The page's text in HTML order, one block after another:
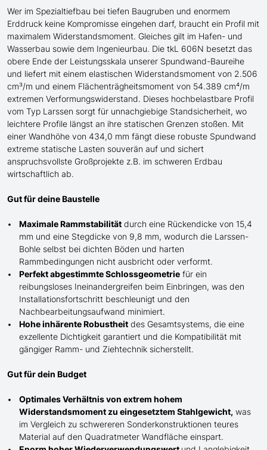
Wer im Spezialtiefbau bei tiefen Baugruben und enormem
Erddruck keine Kompromisse eingehen darf, braucht ein Profil mit
maximalem Widerstandsmoment. Gleiches gilt im Hafen- und
Wasserbau sowie dem Ingenieurbau. Die tkL 606N besetzt das
obere Ende der Leistungsskala unserer Spundwand-Baureihe
und liefert mit einem elastischen Widerstandsmoment von 2.506
cm³/m und einem Flächenträgheitsmoment von 54.389 cm⁴/m
extremen Verformungswiderstand. Dieses hochbelastbare Profil
vom Typ Larssen sorgt für unnachgiebige Standsicherheit, wo
leichtere Profile längst an ihre statischen Grenzen stoßen. Mit
einer Wandhöhe von 434,0 mm fängt diese robuste Spundwand
extreme statische Lasten souverän auf und sichert
anspruchsvollste Großprojekte z.B. im schweren Erdbau
wirtschaftlich ab.
Gut für deine Baustelle
Maximale Rammstabilität durch eine Rückendicke von 15,4
mm und eine Stegdicke von 9,8 mm, wodurch die Larssen-
Bohle selbst bei dichten Böden und harten
Rammbedingungen nicht ausbricht oder verformt.
Perfekt abgestimmte Schlossgeometrie für ein
reibungsloses Ineinandergreifen beim Einbringen, was den
Installationsfortschritt beschleunigt und den
Nachbearbeitungsaufwand minimiert.
Hohe inhärente Robustheit des Gesamtsystems, die eine
exzellente Dichtigkeit garantiert und die Kompatibilität mit
gängiger Ramm- und Ziehtechnik sicherstellt.
Gut für dein Budget
Optimales Verhältnis von extrem hohem
Widerstandsmoment zu eingesetztem Stahlgewicht, was
im Vergleich zu schwereren Sonderkonstruktionen teures
Material auf den Quadratmeter Wandfläche einspart.